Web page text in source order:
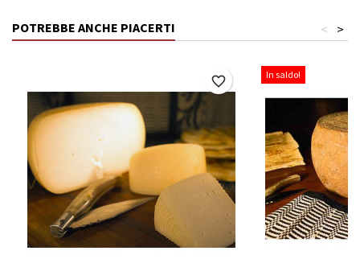
POTREBBE ANCHE PIACERTI >
<
favorite_border In saldo!